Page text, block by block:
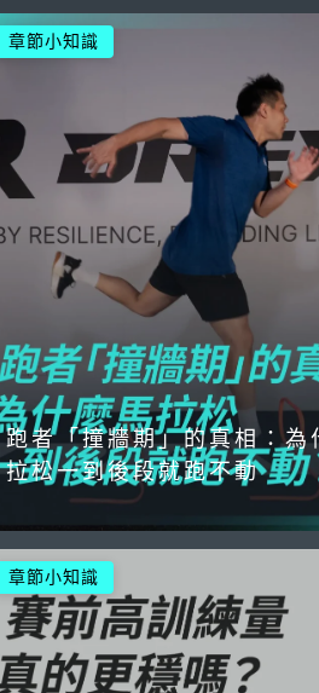
跑者「撞牆期」的真相：為
拉松一到後段就跑不動
章節小知識
章節小知識